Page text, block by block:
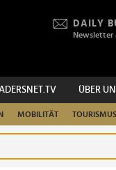
DAILY
Newsletter
ÜBER
MOBILITÄT TOURISMUS